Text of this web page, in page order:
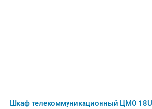
Шкаф телекоммуникационный ЦМО